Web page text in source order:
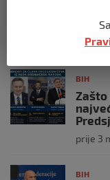
prije 3
BIH
prije 3
BIH